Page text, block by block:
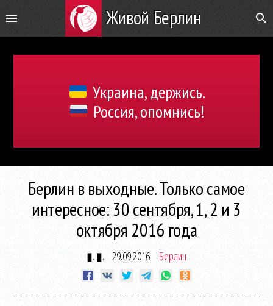
Живой Берлин
Украина, держись.
Россия, опомнись!
Берлин в выходные. Только самое
интересное: 30 сентября, 1, 2 и 3
октября 2016 года
▮. ▮. 29.09.2016 Берлин